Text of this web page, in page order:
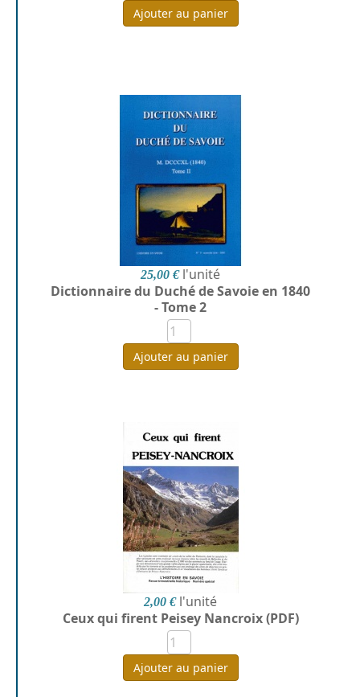
Ajouter au panier
25,00 € l'unité
Dictionnaire du Duché de Savoie en 1840
- Tome 2
Ajouter au panier
2,00 € l'unité
Ceux qui firent Peisey Nancroix (PDF)
Ajouter au panier